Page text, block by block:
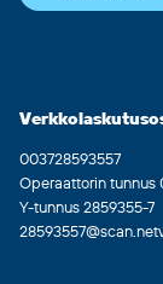
003728593557
Operaattorin tunnus
Y-tunnus 2859355-7